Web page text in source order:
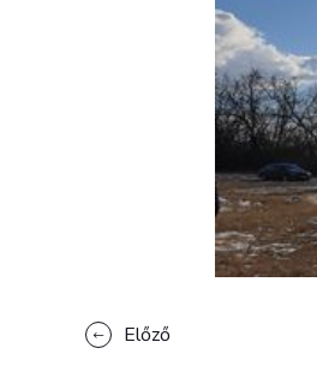
Előző